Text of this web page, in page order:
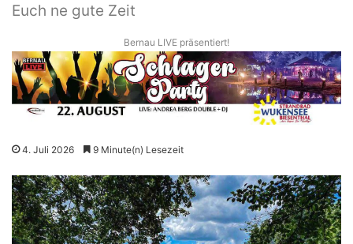
Euch ne gute Zeit
Bernau LIVE präsentiert!
4. Juli 2026 9 Minute(n) Lesezeit